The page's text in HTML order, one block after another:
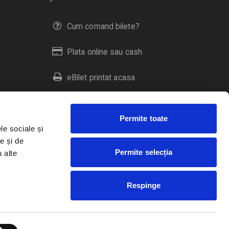
sociale și
și de
alte
Permite toate
Permite selecția
Respinge
Cum comand bilete?
Plata online sau cash
eBilet printat acasa
Livrare prin curier
Duplicare bilete